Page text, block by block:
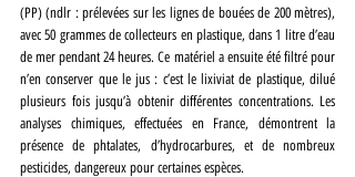
(PP) (ndlr : prélevées sur les lignes de bouées de 200 mètres),
avec 50 grammes de collecteurs en plastique, dans 1 litre d’eau
de mer pendant 24 heures. Ce matériel a ensuite été filtré pour
n’en conserver que le jus : c’est le lixiviat de plastique, dilué
plusieurs fois jusqu’à obtenir différentes concentrations. Les
analyses chimiques, effectuées en France, démontrent la
présence de phtalates, d’hydrocarbures, et de nombreux
pesticides, dangereux pour certaines espèces.